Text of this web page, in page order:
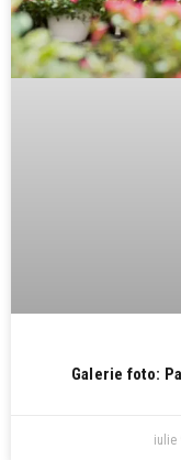
Galerie foto:
iulie